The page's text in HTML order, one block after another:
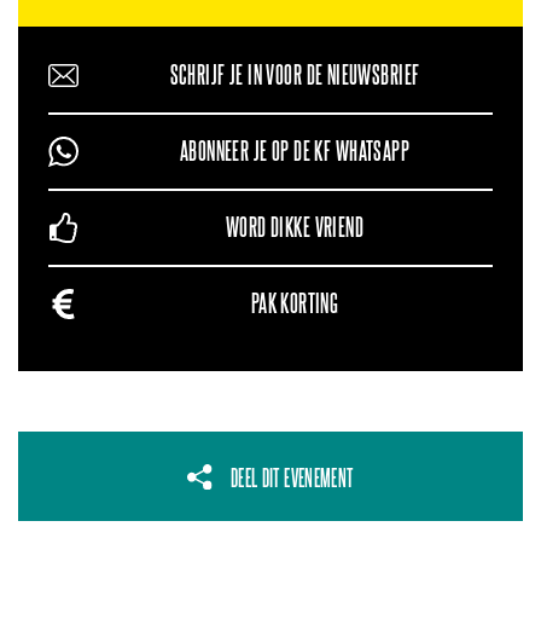
SCHRIJF JE IN VOOR DE NIEUWSBRIEF
ABONNEER JE OP DE KF WHATSAPP
WORD DIKKE VRIEND
PAK KORTING
DEEL DIT EVENEMENT